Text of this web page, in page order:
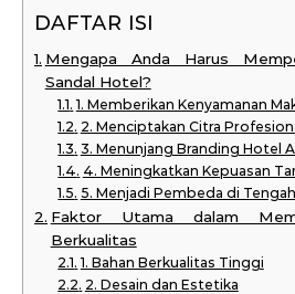
DAFTAR ISI
Mengapa Anda Harus
Sandal Hotel?
1. Memberikan Kenyamanan
2. Menciptakan Citra
3. Menunjang Branding Hotel
4. Meningkatkan Kepuasan
5. Menjadi Pembeda di
Faktor Utama dalam
Berkualitas
1. Bahan Berkualitas Tinggi
2. Desain dan Estetika